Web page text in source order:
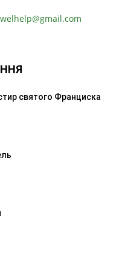
святого Франциска